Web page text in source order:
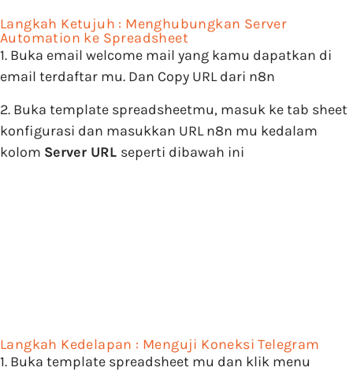
Langkah Ketujuh : Menghubungkan Server
Automation ke Spreadsheet
1. Buka email welcome mail yang kamu dapatkan di
email terdaftar mu. Dan Copy URL dari n8n
2. Buka template spreadsheetmu, masuk ke tab sheet
konfigurasi dan masukkan URL n8n mu kedalam
kolom Server URL seperti dibawah ini
Langkah Kedelapan : Menguji Koneksi Telegram
1. Buka template spreadsheet mu dan klik menu